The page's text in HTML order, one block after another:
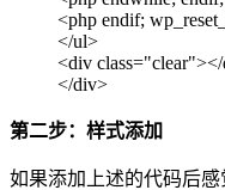
<php endif;
</ul>
<div
</div>
第二步：样式添加
如果添加上述的代码后